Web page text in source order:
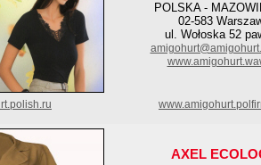
POLSKA -
02-583
ul. Wołoska 52
AXEL